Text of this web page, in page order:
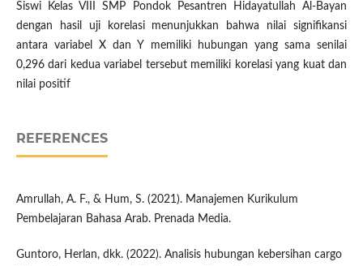
Siswi Kelas VIII SMP Pondok Pesantren Hidayatullah Al-Bayan
dengan hasil uji korelasi menunjukkan bahwa nilai signifikansi
antara variabel X dan Y memiliki hubungan yang sama senilai
0,296 dari kedua variabel tersebut memiliki korelasi yang kuat dan
nilai positif
REFERENCES
Amrullah, A. F., & Hum, S. (2021). Manajemen Kurikulum
Pembelajaran Bahasa Arab. Prenada Media.
Guntoro, Herlan, dkk. (2022). Analisis hubungan kebersihan cargo